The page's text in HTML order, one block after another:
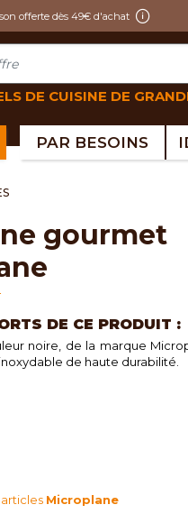
offerte dès 49€ d'achat
DE CUISINE DE
PAR BESOINS
DE CE PRODUIT :
noire, de la marque
de haute durabilité.
Microplane